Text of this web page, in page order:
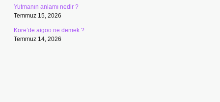
Yutmanın anlamı nedir ?
Temmuz 15, 2026
Kore’de aigoo ne demek ?
Temmuz 14, 2026